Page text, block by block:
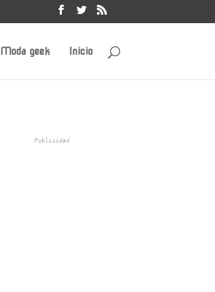
Moda geek Inicio
Publicidad